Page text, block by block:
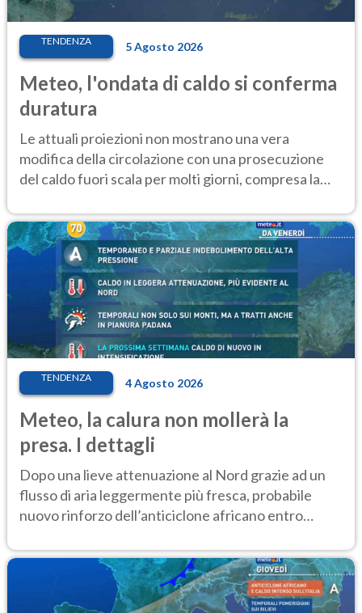
TENDENZA 5 Agosto 2026
Meteo, l'ondata di caldo si conferma
duratura
Le attuali proiezioni non mostrano una vera
modifica della circolazione con una prosecuzione
del caldo fuori scala per molti giorni, compresa la
TENDENZA 4 Agosto 2026
Meteo, la calura non mollerà la
presa. I dettagli
Dopo una lieve attenuazione al Nord grazie ad un
flusso di aria leggermente più fresca, probabile
nuovo rinforzo dell’anticiclone africano entro